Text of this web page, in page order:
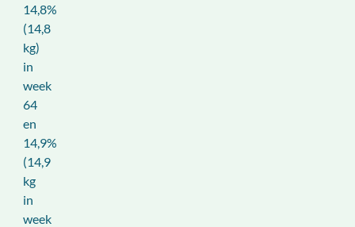
14,8%
(14,8
kg)
in
week
64
en
14,9%
(14,9
kg
in
week